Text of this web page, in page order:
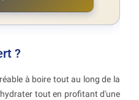
?
à boire tout au long de la
tout en profitant d'une